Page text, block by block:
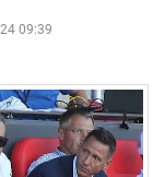
09:39